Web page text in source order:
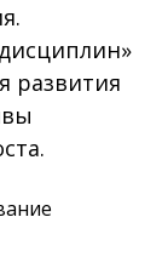
развития